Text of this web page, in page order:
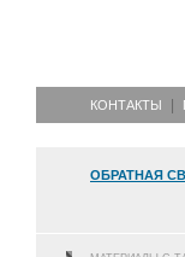
КОНТАКТЫ
ОБРАТНАЯ